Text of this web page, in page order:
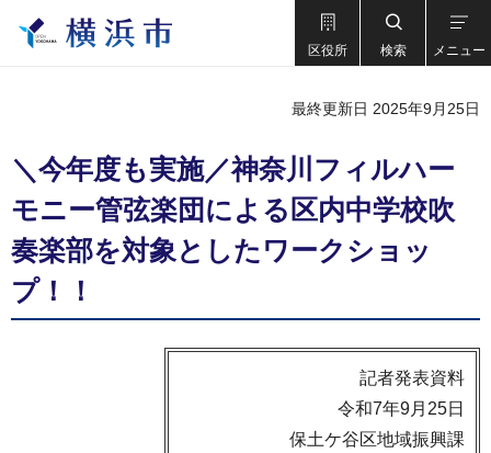
区役所 検索 メニュー
最終更新日 2025年9月25日
＼今年度も実施／神奈川フィルハー
モニー管弦楽団による区内中学校吹
奏楽部を対象としたワークショッ
プ！！
記者発表資料
令和7年9月25日
保土ケ谷区地域振興課